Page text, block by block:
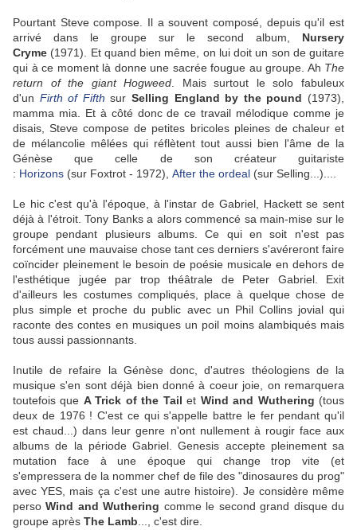
Pourtant Steve compose. Il a souvent composé, depuis qu'il est
arrivé dans le groupe sur le second album, Nursery
Cryme (1971). Et quand bien même, on lui doit un son de guitare
qui à ce moment là donne une sacrée fougue au groupe. Ah The
return of the giant Hogweed . Mais surtout le solo fabuleux
d'un Firth of Fifth surSelling England by the pound (1973),
mamma mia. Et à côté donc de ce travail mélodique comme je
disais, Steve compose de petites bricoles pleines de chaleur et
de mélancolie mêlées qui réflètent tout aussi bien l'âme de la
Génèse que celle de son créateur guitariste
: Horizons (sur Foxtrot - 1972), After the ordeal (sur Selling ...)....
Le hic c'est qu'à l'époque, à l'instar de Gabriel, Hackett se sent
déjà à l'étroit. Tony Banks a alors commencé sa main-mise sur le
groupe pendant plusieurs albums. Ce qui en soit n'est pas
forcément une mauvaise chose tant ces derniers s'avéreront faire
coïncider pleinement le besoin de poésie musicale en dehors de
l'esthétique jugée par trop théâtrale de Peter Gabriel. Exit
d'ailleurs les costumes compliqués, place à quelque chose de
plus simple et proche du public avec un Phil Collins jovial qui
raconte des contes en musiques un poil moins alambiqués mais
tous aussi passionnants.
Inutile de refaire la Génèse donc, d'autres théologiens de la
musique s'en sont déjà bien donné à coeur joie, on remarquera
toutefois que A Trick of the Tail et Wind and Wuthering (tous
deux de 1976 ! C'est ce qui s'appelle battre le fer pendant qu'il
est chaud...) dans leur genre n'ont nullement à rougir face aux
albums de la période Gabriel. Genesis accepte pleinement sa
mutation face à une époque qui change trop vite (et
s'empressera de la nommer chef de file des "dinosaures du prog"
avec YES, mais ça c'est une autre histoire). Je considère même
persoWind and Wuthering comme le second grand disque du
groupe après The Lamb , c'est dire.